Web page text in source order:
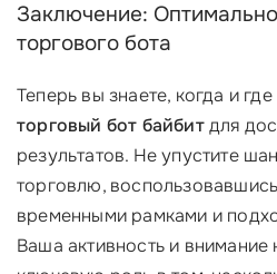
Заключение:
торгового бота
Теперь вы знаете, когда и
торговый бот байбитдля
результатов. Не упустите
торговлю,
временными рамками и
Ваша активность и внимание